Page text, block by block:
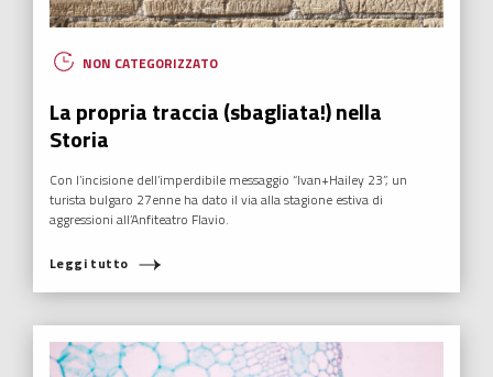
NON CATEGORIZZATO
La propria traccia (sbagliata!) nella
Storia
Con l’incisione dell’imperdibile messaggio “Ivan+Hailey 23”, un
turista bulgaro 27enne ha dato il via alla stagione estiva di
aggressioni all’Anfiteatro Flavio.
Leggi tutto